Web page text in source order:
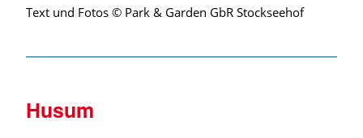
Text und Fotos © Park & ​​Garden GbR Stockseehof
Husum